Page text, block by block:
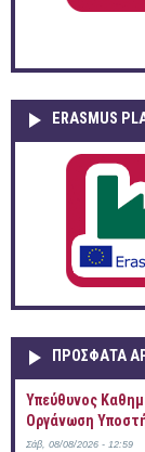
ERASMUS
ΠΡOΣΦΑΤΑ
Yπεύθυνος
Οργάνωση
Σάβ, 08/08/2026 - 12:59